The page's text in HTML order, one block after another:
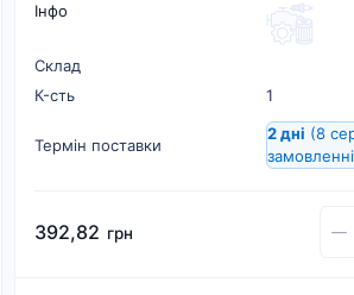
Інфо
Склад
К-cть
1
Термін поставки
2 дні (8
392,82 грн